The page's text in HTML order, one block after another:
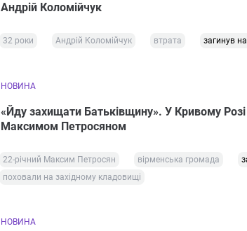
Андрій Коломійчук
32 роки Андрій Коломійчук втрата загинув
НОВИНА
«Йду захищати Батьківщину». У Кривому
Максимом Петросяном
22-річний Максим Петросян вірменська громада
поховали на західному кладовищі
НОВИНА